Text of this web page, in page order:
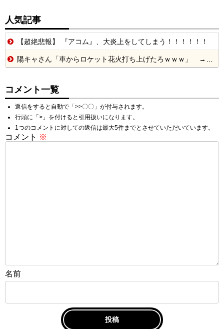
人気記事
【超絶悲報】 『アコム』、大炎上をしてしまう！！！！！！
陽キャさん「車からロケット花火打ち上げたろｗｗｗ」 → サンルーフが閉まっていて無事車内に発射
コメント一覧
返信をすると自動で「>>〇〇」が付与されます。
行頭に「>」を付けると引用扱いになります。
1つのコメントに対しての返信は最大5件までとさせていただいています。
コメント ※
名前